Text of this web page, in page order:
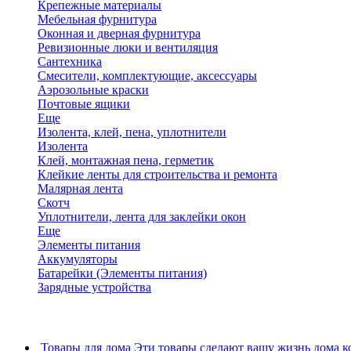
Крепежные материалы
Мебельная фурнитура
Оконная и дверная фурнитура
Ревизионные люки и вентиляция
Сантехника
Смесители, комплектующие, аксессуары
Аэрозольные краски
Почтовые ящики
Еще
Изолента, клей, пена, уплотнители
Изолента
Клей, монтажная пена, герметик
Клейкие ленты для строительства и ремонта
Малярная лента
Скотч
Уплотнители, лента для заклейки окон
Еще
Элементы питания
Аккумуляторы
Батарейки (Элементы питания)
Зарядные устройства
Товары для дома Эти товары сделают вашу жизнь дома